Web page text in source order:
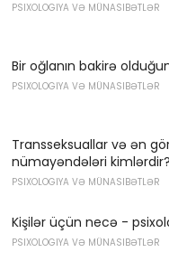
PSIXOLOGIYA VƏ MÜNASIBƏTLƏR
Bir oğlanın bakirə
PSIXOLOGIYA VƏ MÜNASIBƏTLƏR
Transseksuallar və ən
nümayəndələri kimlərdir?
PSIXOLOGIYA VƏ MÜNASIBƏTLƏR
Kişilər üçün necə -
PSIXOLOGIYA VƏ MÜNASIBƏTLƏR